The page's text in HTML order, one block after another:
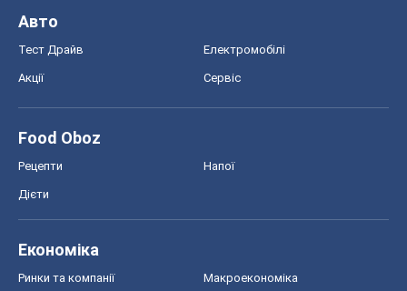
Авто
Тест Драйв Електромобілі
Акції Сервіс
Food Oboz
Рецепти Напої
Дієти
Економіка
Ринки та компанії Макроекономіка